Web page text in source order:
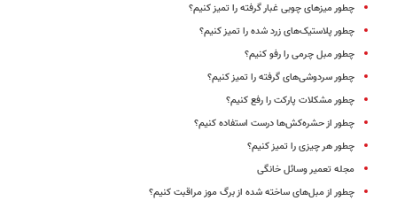
چطور میزهای چوبی غبار گرفته را تمیز کنیم؟
چطور پلاستیک‌های زرد شده را تمیز کنیم؟
چطور مبل چرمی را رفو کنیم؟
چطور سردوشی‌های گرفته را تمیز کنیم؟
چطور مشکلات پارکت را رفع کنیم؟
چطور از حشره‌کش‌ها درست استفاده کنیم؟
چطور هر چیزی را تمیز کنیم؟
مجله تعمیر وسائل خانگی
چطور از مبل‌های ساخته شده از برگ موز مراقبت کنیم؟